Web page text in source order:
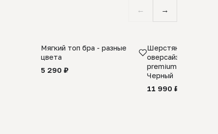
← →
Мягкий топ бра - разные
цвета
5 290 ₽
Шерстяной свитер
оверсайз 100%
premium merino
Черный
11 990 ₽